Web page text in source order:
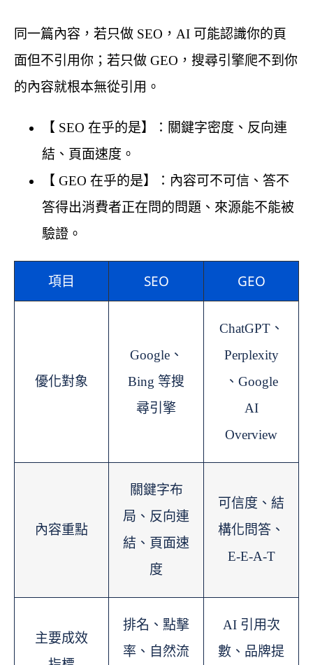
同一篇內容，若只做 SEO，AI 可能認識你的頁
面但不引用你；若只做 GEO，搜尋引擎爬不到你
的內容就根本無從引用。
【 SEO 在乎的是】：關鍵字密度、反向連
結、頁面速度。
【 GEO 在乎的是】：內容可不可信、答不
答得出消費者正在問的問題、來源能不能被
驗證。
項目 SEO GEO
優化對象
Google、
Bing 等搜
尋引擎
ChatGPT、
Perplexity
、Google
AI
Overview
內容重點
關鍵字布
局、反向連
結、頁面速
度
可信度、結
構化問答、
E-E-A-T
主要成效
排名、點擊
率、自然流
AI 引用次
數、品牌提